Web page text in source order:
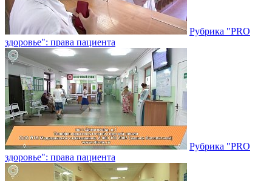
Рубрика "PRO
здоровье": права пациента
Рубрика "PRO
здоровье": права пациента